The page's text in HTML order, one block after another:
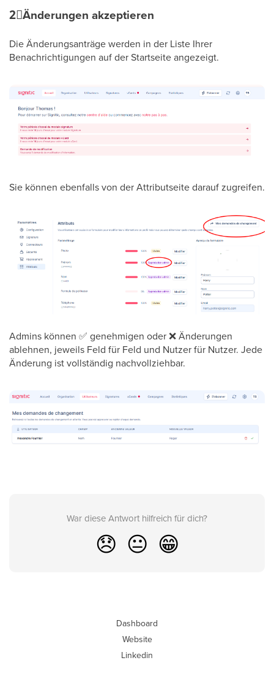
2⃣Änderungen akzeptieren
Die Änderungsanträge werden in der Liste Ihrer
Benachrichtigungen auf der Startseite angezeigt.
Sie können ebenfalls von der Attributseite darauf zugreifen.
Admins können ✅ genehmigen oder❌Änderungen
ablehnen, jeweils Feld für Feld und Nutzer für Nutzer. Jede
Änderung ist vollständig nachvollziehbar.
War diese Antwort hilfreich für dich?
😞 😐 😁
Dashboard
Website
Linkedin